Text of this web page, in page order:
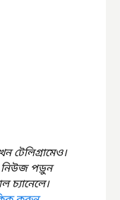
টেলিগ্রামেও।
নিউজ পড়ুন
চ্যানেলে।